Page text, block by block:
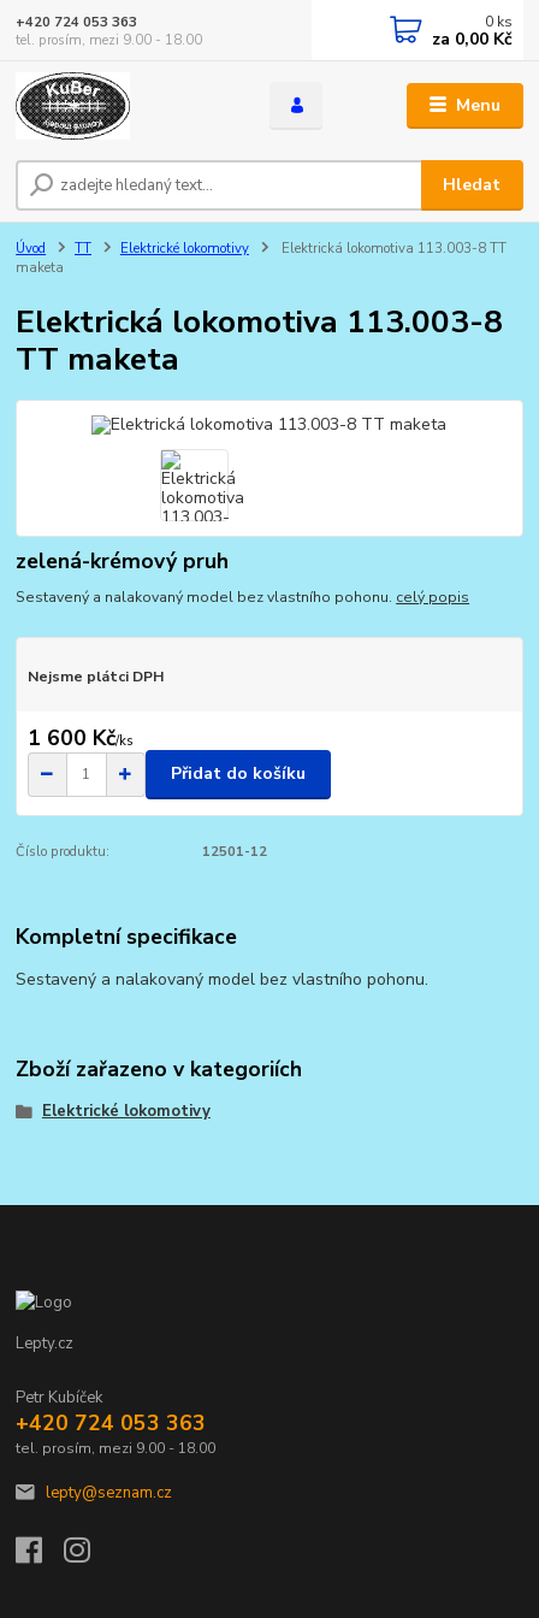
Menu
Hledat
+420 724 053 363
tel. prosím, mezi 9.00 - 18.00
0 ks
za 0,00 Kč
Úvod TT Elektrické lokomotivy
Elektrická lokomotiva 113.003-8 TT
maketa
Elektrická lokomotiva 113.003-8
TT maketa
zelená-krémový pruh
Sestavený a nalakovaný model bez vlastního pohonu. celý popis
Nejsme plátci DPH
1 600 Kč/ks
Přidat do košíku
Číslo produktu: 12501-12
Kompletní specifikace
Sestavený a nalakovaný model bez vlastního pohonu.
Zboží zařazeno v kategoriích
Elektrické lokomotivy
Lepty.cz
Petr Kubíček
+420 724 053 363
tel. prosím, mezi 9.00 - 18.00
lepty@seznam.cz